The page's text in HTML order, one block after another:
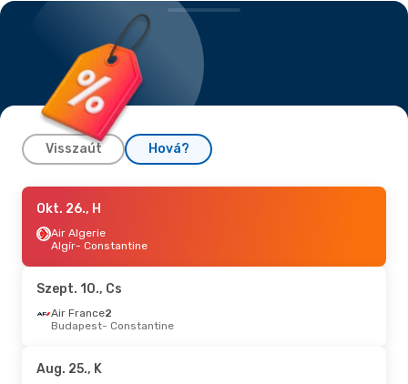
Visszaút Hová?
Okt. 24., Szo
Air Algerie
Algír- Constantine
Constantine- Algír
Szept. 5., Szo
Air Algerie
Constantine
Okt. 26., H
Air Algerie
Algír- Constantine
Szept. 10., Cs
Air France2
Budapest- Constantine
Aug. 25., K